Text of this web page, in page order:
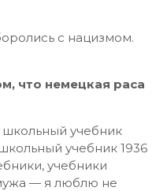
с нацизмом.
что немецкая раса
учебник
учебник 1936
учебники
— я люблю не